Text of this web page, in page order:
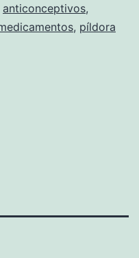
anticonceptivos,
, píldora